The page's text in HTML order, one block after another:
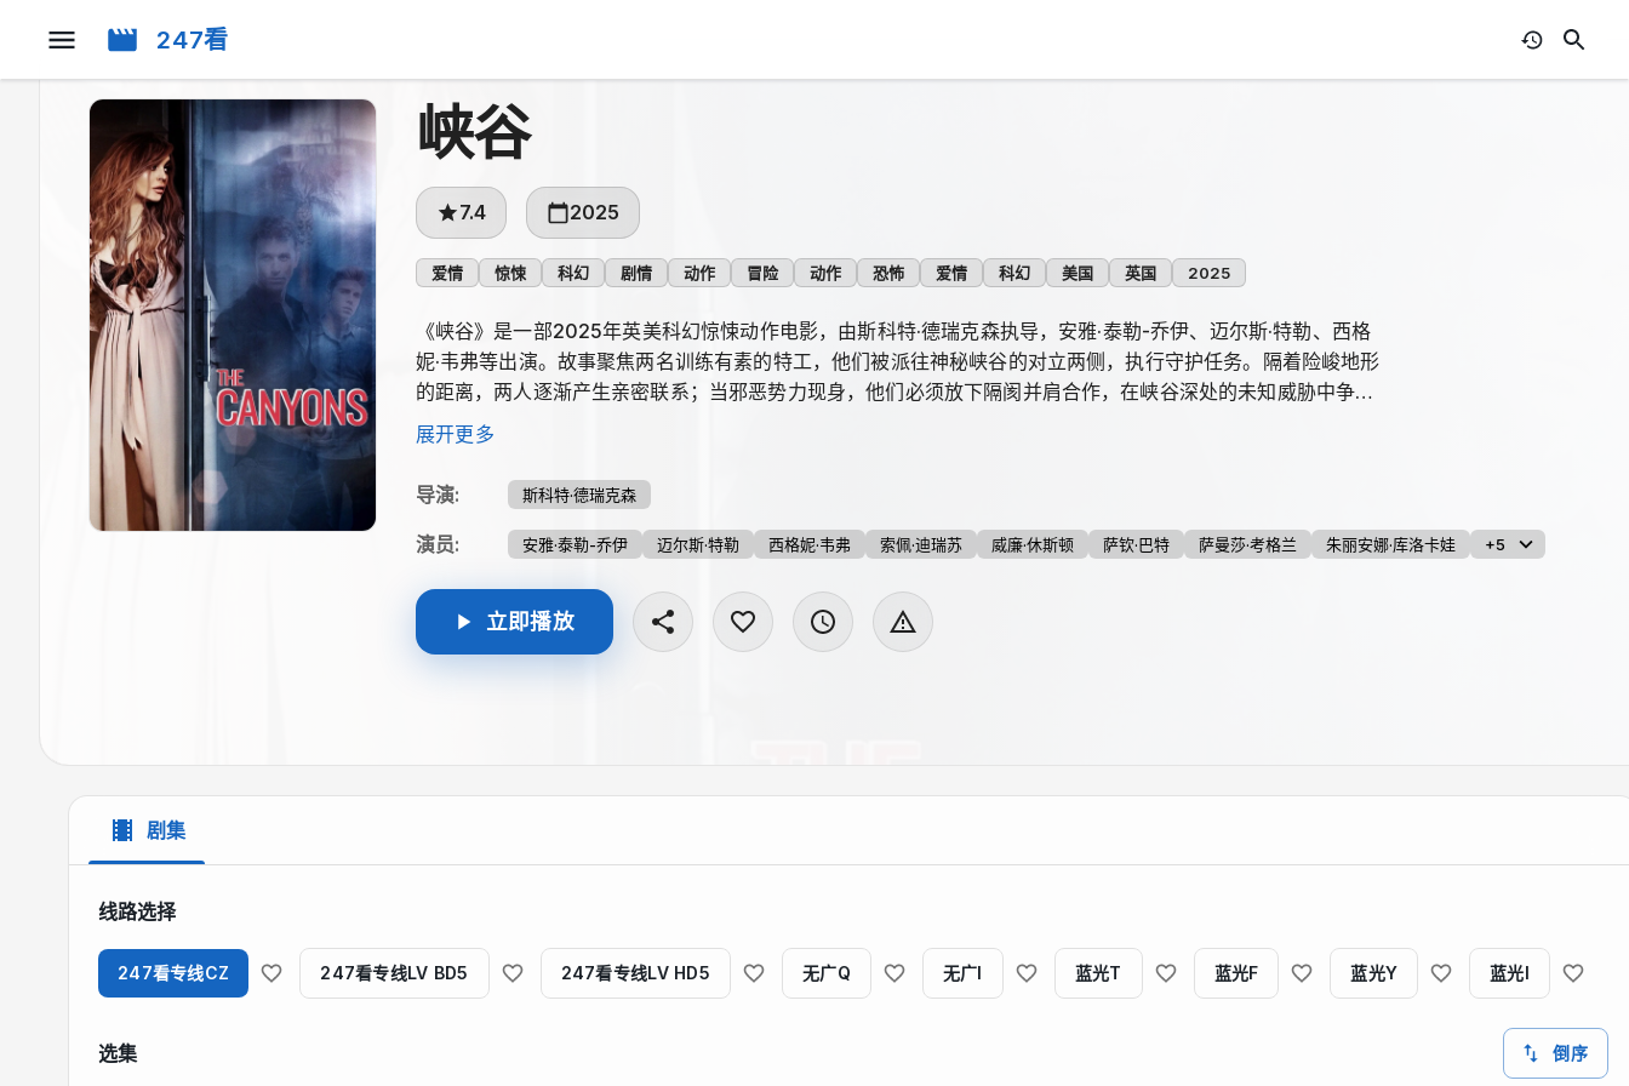
247看
峡谷
7.4 2025
爱情 惊悚 科幻 剧情 动作 冒险 动作 恐怖 爱情 科幻 美国 英国 2025
《峡谷》是一部2025年英美科幻惊悚动作电影，由斯科特·德瑞克森执导，安雅·泰勒-乔伊、迈尔斯·特勒、西格
妮·韦弗等出演。故事聚焦两名训练有素的特工，他们被派往神秘峡谷的对立两侧，执行守护任务。隔着险峻地形
的距离，两人逐渐产生亲密联系；当邪恶势力现身，他们必须放下隔阂并肩合作，在峡谷深处的未知威胁中争取
生存。
展开更多
导演: 斯科特·德瑞克森
演员: 安雅·泰勒-乔伊 迈尔斯·特勒 西格妮·韦弗 索佩·迪瑞苏 威廉·休斯顿 萨钦·巴特 萨曼莎·考格兰 朱丽安娜·库洛卡娃 +5
立即播放
剧集
线路选择
247看专线CZ 247看专线LV BD5 247看专线LV HD5 无广Q 无广I 蓝光T 蓝光F 蓝光Y 蓝光I
选集 倒序